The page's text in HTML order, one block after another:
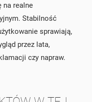
na realne
Stabilność
sprawiają,
przez lata,
czy napraw.